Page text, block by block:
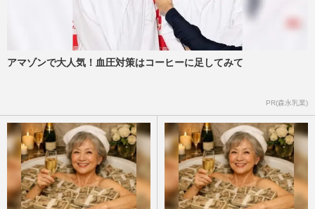
アマゾンで大人気！血圧対策はコーヒーに足してみて
PR(森永乳業)